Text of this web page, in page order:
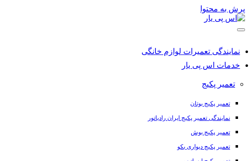
پرش به محتوا
نمایندگی تعمیرات لوازم خانگی
خدمات اس پی یار
تعمیر پکیج
تعمیر پکیج بوتان
نمایندگی تعمیر پکیج ایران رادیاتور
تعمیر پکیج بوش
تعمیر پکیج دیواری بکو